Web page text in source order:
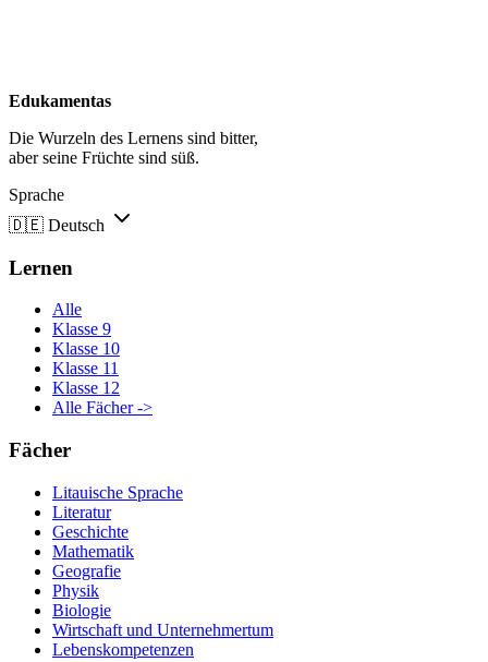
Edukamentas
Die Wurzeln des Lernens sind bitter,
aber seine Früchte sind süß.
Sprache
🇩🇪 Deutsch
Lernen
Alle
Klasse 9
Klasse 10
Klasse 11
Klasse 12
Alle Fächer ->
Fächer
Litauische Sprache
Literatur
Geschichte
Mathematik
Geografie
Physik
Biologie
Wirtschaft und Unternehmertum
Lebenskompetenzen